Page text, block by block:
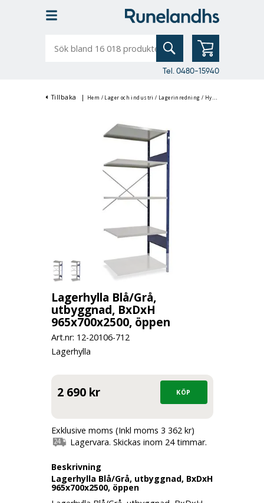
bland
Tel. 0480-15940
Tillbaka | Hem / Lager och industri / Lagerinredning / Hyllsystem
Lagerhylla Blå/Grå,
utbyggnad, BxDxH
965x700x2500, öppen
Art.nr: 12-20106-712
Lagerhylla
2 690 kr
Exklusive moms (Inkl moms 3 362 kr)
Lagervara. Skickas inom 24 timmar.
Beskrivning
Lagerhylla Blå/Grå, utbyggnad, BxDxH
965x700x2500, öppen